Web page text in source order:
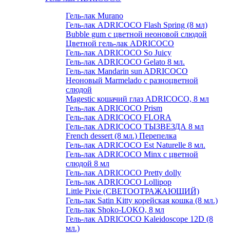
Гель-лак Murano
Гель-лак ADRICOCO Flash Spring (8 мл)
Bubble gum с цветной неоновой слюдой
Цветной гель-лак ADRICOCO
Гель-лак ADRICOCO So Juicy
Гель-лак ADRICOCO Gelato 8 мл.
Гель-лак Mandarin sun ADRICOCO
Неоновый Marmelado с разноцветной
слюдой
Magestic кошачий глаз ADRICOCO, 8 мл
Гель-лак ADRICOCO Prism
Гель-лак ADRICOCO FLORA
Гель-лак ADRICOCO ТЫЗВЕЗДА 8 мл
French dessert (8 мл.) Перепелка
Гель-лак ADRICOCO Est Naturelle 8 мл.
Гель-лак ADRICOCO Minx с цветной
слюдой 8 мл
Гель-лак ADRICOCO Pretty dolly
Гель-лак ADRICOCO Lollipop
Little Pixie (СВЕТООТРАЖАЮЩИЙ)
Гель-лак Satin Kitty корейская кошка (8 мл.)
Гель-лак Shoko-LOKO, 8 мл
Гель-лак ADRICOCO Kaleidoscope 12D (8
мл.)